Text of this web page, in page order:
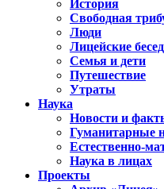
История
Свободная
Люди
Лицейские
Семья и дети
Путешествие
Утраты
Наука
Новости и
Гуманитарные
Естественно-
Наука в лицах
Проекты